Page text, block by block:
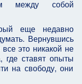
между собой
еще недавно
Вернувшись
это никакой не
где ставят опыты
на свободу, они